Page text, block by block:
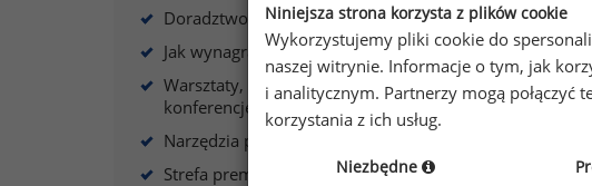
Doradztwo płacowe
Jak wynagradzać?
Warsztaty, szkolenia,
konferencje
Narzędzia płacowe
Strefa premium
Aby
Niniejsza strona korzysta z plików cookie
Wykorzystujemy pliki cookie do
naszej witrynie. Informacje o tym, jak
i analitycznym. Partnerzy mogą
korzystania z ich usług.
Niezbędne